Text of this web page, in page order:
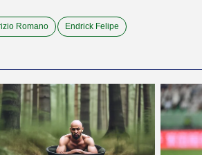
Romano Endrick Felipe